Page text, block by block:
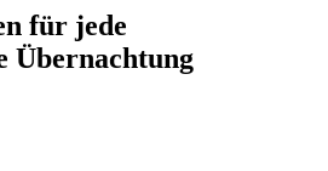
für jede
Übernachtung